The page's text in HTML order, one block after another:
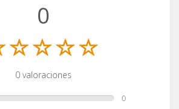
0
0 valoraciones
0